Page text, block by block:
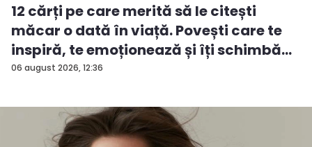
06 august 2026, 12:36
12 cărți pe care merită să le citești
măcar o dată în viață. Povești care te
inspiră, te emoționează și îți schimbă...